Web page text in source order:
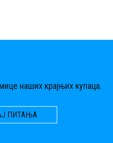
наших крајњих купаца.
ПИТАЊА